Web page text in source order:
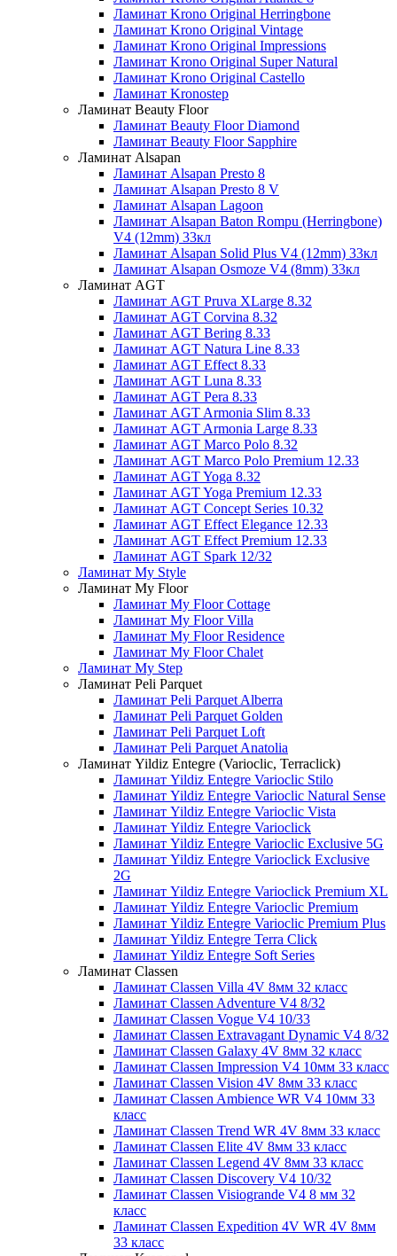
Ламинат Krono Original Herringbone
Ламинат Krono Original Vintage
Ламинат Krono Original Impressions
Ламинат Krono Original Super Natural
Ламинат Krono Original Castello
Ламинат Kronostep
Ламинат Beauty Floor
Ламинат Beauty Floor Diamond
Ламинат Beauty Floor Sapphire
Ламинат Alsapan
Ламинат Alsapan Presto 8
Ламинат Alsapan Presto 8 V
Ламинат Alsapan Lagoon
Ламинат Alsapan Baton Rompu (Herringbone)
V4 (12mm) 33кл
Ламинат Alsapan Solid Plus V4 (12mm) 33кл
Ламинат Alsapan Osmoze V4 (8mm) 33кл
Ламинат AGT
Ламинат AGT Pruva XLarge 8.32
Ламинат AGT Corvina 8.32
Ламинат AGT Bering 8.33
Ламинат AGT Natura Line 8.33
Ламинат AGT Effect 8.33
Ламинат AGT Luna 8.33
Ламинат AGT Pera 8.33
Ламинат AGT Armonia Slim 8.33
Ламинат AGT Armonia Large 8.33
Ламинат AGT Marco Polo 8.32
Ламинат AGT Marco Polo Premium 12.33
Ламинат AGT Yoga 8.32
Ламинат AGT Yoga Premium 12.33
Ламинат AGT Concept Series 10.32
Ламинат AGT Effect Elegance 12.33
Ламинат AGT Effect Premium 12.33
Ламинат AGT Spark 12/32
Ламинат My Style
Ламинат My Floor
Ламинат My Floor Cottage
Ламинат My Floor Villa
Ламинат My Floor Residence
Ламинат My Floor Chalet
Ламинат My Step
Ламинат Peli Parquet
Ламинат Peli Parquet Alberra
Ламинат Peli Parquet Golden
Ламинат Peli Parquet Loft
Ламинат Peli Parquet Anatolia
Ламинат Yildiz Entegre (Varioclic, Terraclick)
Ламинат Yildiz Entegre Varioclic Stilo
Ламинат Yildiz Entegre Varioclic Natural Sense
Ламинат Yildiz Entegre Varioclic Vista
Ламинат Yildiz Entegre Varioclick
Ламинат Yildiz Entegre Varioclic Exclusive 5G
Ламинат Yildiz Entegre Varioclick Exclusive
2G
Ламинат Yildiz Entegre Varioclick Premium XL
Ламинат Yildiz Entegre Varioclic Premium
Ламинат Yildiz Entegre Varioclic Premium Plus
Ламинат Yildiz Entegre Terra Click
Ламинат Yildiz Entegre Soft Series
Ламинат Classen
Ламинат Classen Villa 4V 8мм 32 класс
Ламинат Classen Adventure V4 8/32
Ламинат Classen Vogue V4 10/33
Ламинат Classen Extravagant Dynamic V4 8/32
Ламинат Classen Galaxy 4V 8мм 32 класс
Ламинат Classen Impression V4 10мм 33 класс
Ламинат Classen Vision 4V 8мм 33 класс
Ламинат Classen Ambience WR V4 10мм 33
класс
Ламинат Classen Trend WR 4V 8мм 33 класс
Ламинат Classen Elite 4V 8мм 33 класс
Ламинат Classen Legend 4V 8мм 33 класс
Ламинат Classen Discovery V4 10/32
Ламинат Classen Visiogrande V4 8 мм 32
класс
Ламинат Classen Expedition 4V WR 4V 8мм
33 класс